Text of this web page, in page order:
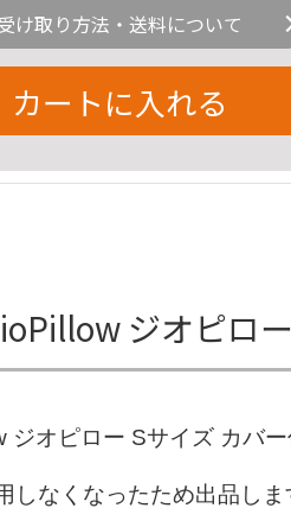
け取り方法・送料について
カートに入れる
ジオピロ
ジオピロー Sサイズ カバ
しなくなったため出品しま